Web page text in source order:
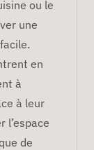
ou le
une
en
à
à leur
l’espace
de